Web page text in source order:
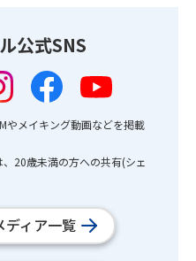
公式SNS
やメイキング動画などを掲載
20歳未満の方への共有(シェ
ディア一覧